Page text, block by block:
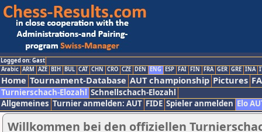
Logged on: Gast
Arabic ARM AZE BIH BUL CAT CHN CRO CZE DEN ENG ESP FAI FIN FRA GER GRE INA
Home Tournament-Database AUT championship Pictures
Turnierschach-Elozahl Schnellschach-Elozahl
Allgemeines Turnier anmelden: AUT FIDE Spieler anmelden Elo
Willkommen bei den offiziellen